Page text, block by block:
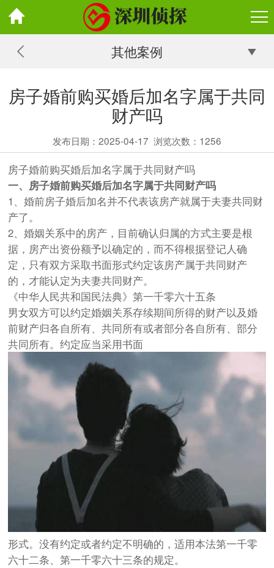
其他案例
房子婚前购买婚后加名字属于共同
财产吗
发布日期：2025-04-17 浏览次数： 1256
房子婚前购买婚后加名字属于共同财产吗
一、房子婚前购买婚后加名字属于共同财产吗
1、婚前房子婚后加名并不代表该房产就属于夫妻共同财
产了。
2、婚姻关系中的房产，目前确认归属的方式主要是根
据，房产出资份额予以确定的，而不得根据登记人确
定，只有双方采取书面形式约定该房产属于共同财产
的，才能认定为夫妻共同财产。
《中华人民共和国民法典》第一千零六十五条
男女双方可以约定婚姻关系存续期间所得的财产以及婚
前财产归各自所有、共同所有或者部分各自所有、部分
共同所有。约定应当采用书面
形式。没有约定或者约定不明确的，适用本法第一千零
六十二条、第一千零六十三条的规定。